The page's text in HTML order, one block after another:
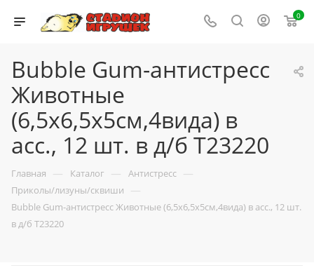
0
Bubble Gum-антистресс
Животные
(6,5х6,5х5см,4вида) в
асс., 12 шт. в д/б Т23220
Главная — Каталог — Антистресс —
Приколы/лизуны/сквиши —
Bubble Gum-антистресс Животные (6,5х6,5х5см,4вида) в асс., 12 шт.
в д/б Т23220